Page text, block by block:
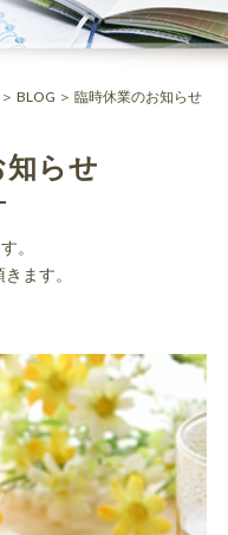
＞ BLOG ＞ 臨時休業のお知らせ
知らせ
。
ます。